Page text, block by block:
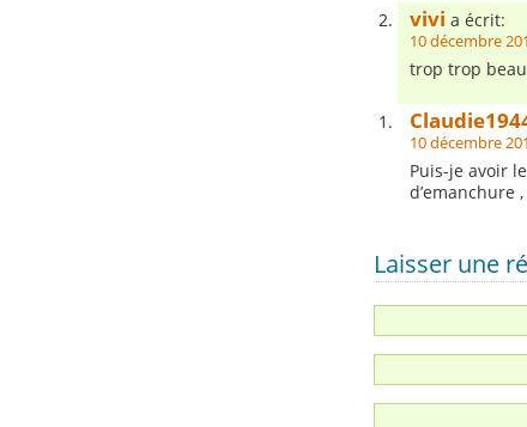
vivi a écrit:
10 décembre
trop trop beau
10 décembre
Puis-je avoir
d’emanchure
Laisser une